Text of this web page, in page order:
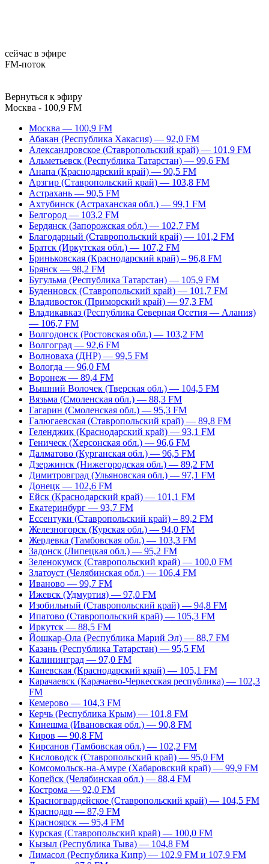
сейчас в эфире
FM-поток
Вернуться к эфиру
Москва - 100,9 FM
Москва — 100,9 FM
Абакан (Республика Хакасия) — 92,0 FM
Александровское (Ставропольский край) — 101,9 FM
Альметьевск (Республика Татарстан) — 99,6 FM
Анапа (Краснодарский край) — 90,5 FM
Арзгир (Ставропольский край) — 103,8 FM
Астрахань — 90,5 FM
Ахтубинск (Астраханская обл.) — 99,1 FM
Белгород — 103,2 FM
Бердянск (Запорожская обл.) — 102,7 FM
Благодарный (Ставропольский край) — 101,2 FM
Братск (Иркутская обл.) — 107,2 FM
Бриньковская (Краснодарский край) – 96,8 FM
Брянск — 98,2 FM
Бугульма (Республика Татарстан) — 105,9 FM
Буденновск (Ставропольский край) — 101,7 FM
Владивосток (Приморский край) — 97,3 FM
Владикавказ (Республика Северная Осетия — Алания)
— 106,7 FM
Волгодонск (Ростовская обл.) — 103,2 FM
Волгоград — 92,6 FM
Волноваха (ДНР) — 99,5 FM
Вологда — 96,0 FM
Воронеж — 89,4 FM
Вышний Волочек (Тверская обл.) — 104,5 FM
Вязьма (Смоленская обл.) — 88,3 FM
Гагарин (Смоленская обл.) — 95,3 FM
Галюгаевская (Ставропольский край) — 89,8 FM
Геленджик (Краснодарский край) — 93,1 FM
Геническ (Херсонская обл.) — 96,6 FM
Далматово (Курганская обл.) — 96,5 FM
Дзержинск (Нижегородская обл.) — 89,2 FM
Димитровград (Ульяновская обл.) — 97,1 FM
Донецк — 102,6 FM
Ейск (Краснодарский край) — 101,1 FM
Екатеринбург — 93,7 FM
Ессентуки (Ставропольский край) – 89,2 FM
Железногорск (Курская обл.) — 94,0 FM
Жердевка (Тамбовская обл.) — 103,3 FM
Задонск (Липецкая обл.) — 95,2 FM
Зеленокумск (Ставропольский край) — 100,0 FM
Златоуст (Челябинская обл.) — 106,4 FM
Иваново — 99,7 FM
Ижевск (Удмуртия) — 97,0 FM
Изобильный (Ставропольский край) — 94,8 FM
Ипатово (Ставропольский край) — 105,3 FM
Иркутск — 88,5 FM
Йошкар-Ола (Республика Марий Эл) — 88,7 FM
Казань (Республика Татарстан) — 95,5 FM
Калининград — 97,0 FM
Каневская (Краснодарский край) — 105,1 FM
Карачаевск (Карачаево-Черкесская республика) — 102,3
FM
Кемерово — 104,3 FM
Керчь (Республика Крым) — 101,8 FM
Кинешма (Ивановская обл.) — 90,8 FM
Киров — 90,8 FM
Кирсанов (Тамбовская обл.) — 102,2 FM
Кисловодск (Ставропольский край) — 95,0 FM
Комсомольск-на-Амуре (Хабаровский край) — 99,9 FM
Копейск (Челябинская обл.) — 88,4 FM
Кострома — 92,0 FM
Красногвардейское (Ставропольский край) — 104,5 FM
Краснодар — 87,9 FM
Красноярск — 95,4 FM
Курская (Ставропольский край) — 100,0 FM
Кызыл (Республика Тыва) — 104,8 FM
Лимасол (Республика Кипр) — 102,9 FM и 107,9 FM